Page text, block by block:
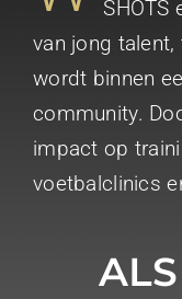
SHOTS
van jong
wordt binnen
community.
impact op
voetbalclinics